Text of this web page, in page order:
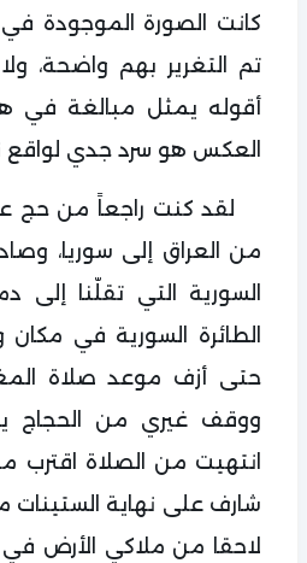
كانت الصورة الموجودة
تم التغرير بهم واضحة،
أقوله يمثل مبالغة في
العكس هو سرد جدي لواقع
من العراق إلى سوريا،
السورية التي تقلّنا
الطائرة السورية في
حتى أزف موعد صلاة
ووقف غيري من الحجاج
انتهيت من الصلاة اقترب
شارف على نهاية
لاحقا من ملاكي الأرض